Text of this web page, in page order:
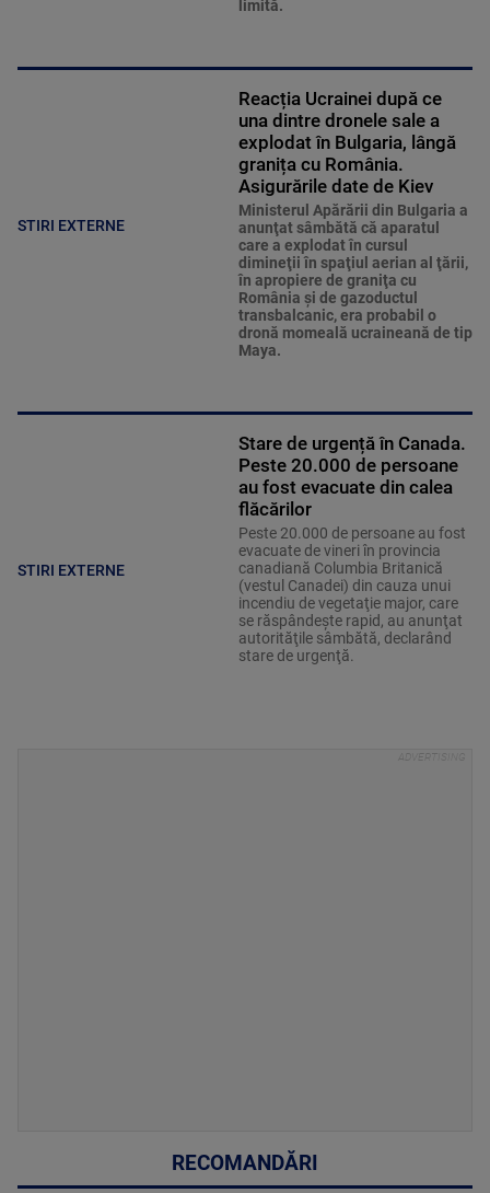
limită.
STIRI EXTERNE
Reacția Ucrainei după ce
una dintre dronele sale a
explodat în Bulgaria, lângă
granița cu România.
Asigurările date de Kiev
Ministerul Apărării din Bulgaria a
anunţat sâmbătă că aparatul
care a explodat în cursul
dimineţii în spaţiul aerian al ţării,
în apropiere de graniţa cu
România şi de gazoductul
transbalcanic, era probabil o
dronă momeală ucraineană de tip
Maya.
STIRI EXTERNE
Stare de urgență în Canada.
Peste 20.000 de persoane
au fost evacuate din calea
flăcărilor
Peste 20.000 de persoane au fost
evacuate de vineri în provincia
canadiană Columbia Britanică
(vestul Canadei) din cauza unui
incendiu de vegetaţie major, care
se răspândeşte rapid, au anunţat
autorităţile sâmbătă, declarând
stare de urgenţă.
RECOMANDĂRI